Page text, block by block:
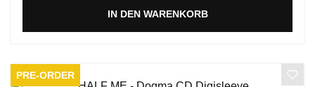
IN DEN WARENKORB
PRE-ORDER